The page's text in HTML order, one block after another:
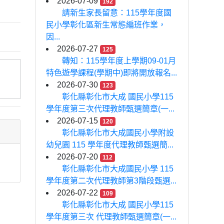
192
請新生家長留意：115學年度國
民小學彰化區新生常態編班作業，
因...
2026-07-27
125
轉知：115學年度上學期09-01月
特色遊學課程(學期中)即將開放報名...
2026-07-30
123
彰化縣彰化市大成 國民小學115
學年度第三次代理教師甄選簡章(一...
2026-07-15
120
彰化縣彰化市大成國民小學附設
幼兒園 115 學年度代理教師甄選簡...
2026-07-20
112
彰化縣彰化市大成國民小學 115
學年度第二次代理教師第3階段甄選...
2026-07-22
109
彰化縣彰化市大成 國民小學115
學年度第三次 代理教師甄選簡章(一...